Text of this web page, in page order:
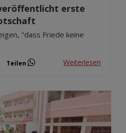
erste
"dass Friede keine
Teilen Weiterlesen